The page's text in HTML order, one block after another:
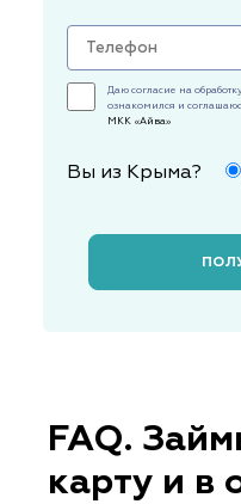
Даю согласие на
ознакомился и
МКК «Айва»
Вы из Крыма?
FAQ.
карту и в